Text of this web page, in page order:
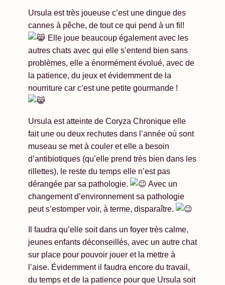
Ursula est très joueuse c’est une dingue des
cannes à pêche, de tout ce qui pend à un fil!
Elle joue beaucoup également avec les
autres chats avec qui elle s’entend bien sans
problèmes, elle a énormément évolué, avec de
la patience, du jeux et évidemment de la
nourriture car c’est une petite gourmande !
Ursula est atteinte de Coryza Chronique elle
fait une ou deux rechutes dans l’année où sont
museau se met à couler et elle a besoin
d’antibiotiques (qu’elle prend très bien dans les
rillettes), le reste du temps elle n’est pas
dérangée par sa pathologie.
Avec un
changement d’environnement sa pathologie
peut s’estomper voir, à terme, disparaître.
Il faudra qu’elle soit dans un foyer très calme,
jeunes enfants déconseillés, avec un autre chat
sur place pour pouvoir jouer et la mettre à
l’aise. Évidemment il faudra encore du travail,
du temps et de la patience pour que Ursula soit